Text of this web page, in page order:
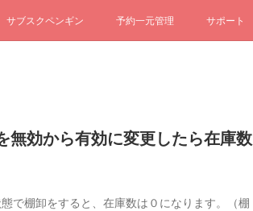
サブスクペンギン 予約一元管理 サポート
無効から有効に変更したら在庫数
で棚卸をすると、在庫数は０になります。（棚